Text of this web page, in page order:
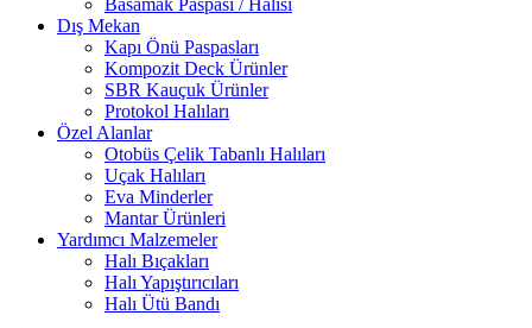
Basamak Paspası / Halısı
Dış Mekan
Kapı Önü Paspasları
Kompozit Deck Ürünler
SBR Kauçuk Ürünler
Protokol Halıları
Özel Alanlar
Otobüs Çelik Tabanlı Halıları
Uçak Halıları
Eva Minderler
Mantar Ürünleri
Yardımcı Malzemeler
Halı Bıçakları
Halı Yapıştırıcıları
Halı Ütü Bandı